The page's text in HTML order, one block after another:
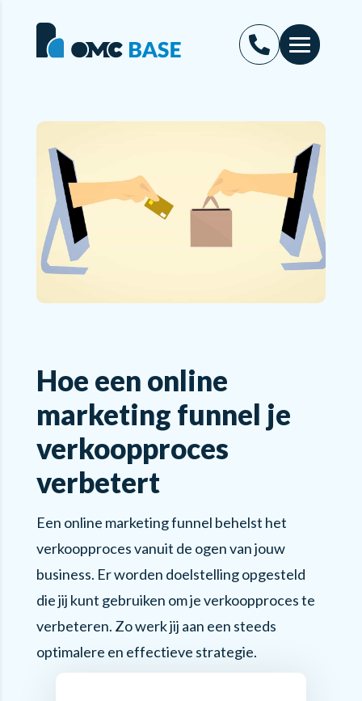
Hoe een online
marketing funnel je
verkoopproces
verbetert
Een online marketing funnel behelst het
verkoopproces vanuit de ogen van jouw
business. Er worden doelstelling opgesteld
die jij kunt gebruiken om je verkoopproces te
verbeteren. Zo werk jij aan een steeds
optimalere en effectieve strategie.